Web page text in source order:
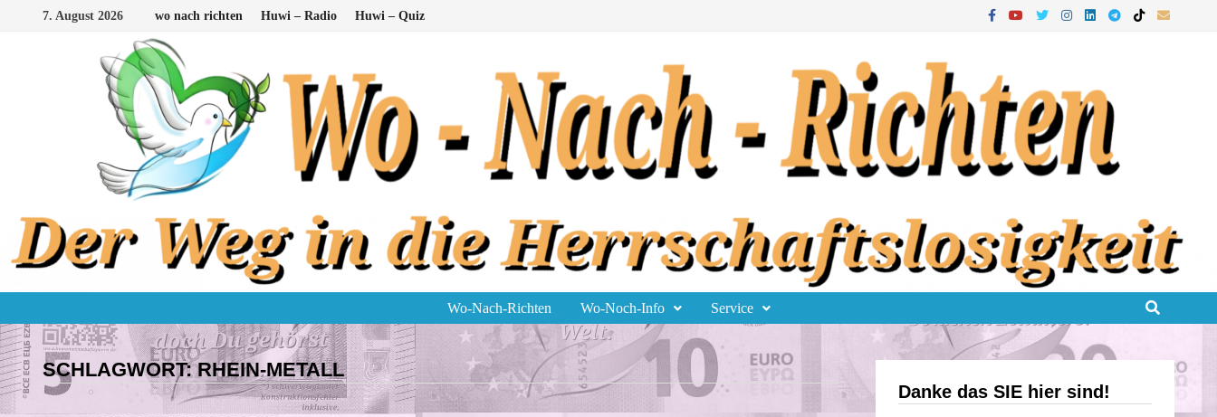
7. August 2026 wo nach richten Huwi – Radio Huwi – Quiz
Wo-Nach-Richten Wo-Noch-Info Service
SCHLAGWORT:RHEIN-METALL
Danke das SIE hier sind!